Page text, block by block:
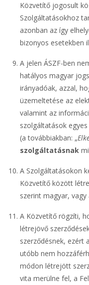
Közvetítő jogosult
Szolgáltatásokhoz
azonban az így
bizonyos esetekben
A jelen ÁSZF-ben
hatályos magyar
irányadóak, azzal,
üzemeltetése az
valamint az
szolgáltatások
(a továbbiakban: „
szolgáltatásnak
A Szolgáltatásokon
Közvetítő között
szerint magyar,
A Közvetítő rögzíti,
létrejövő
szerződésnek, ezért
utóbb nem
módon létrejött
vita merülne fel, a